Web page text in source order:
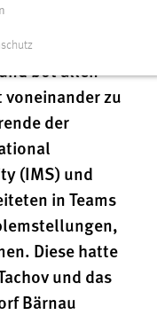
im Januar
bot allen
zu
der
(IMS) und
in Teams
Diese hatte
und das
Bärnau
grundlegende
Funktion der
Einverständnis-